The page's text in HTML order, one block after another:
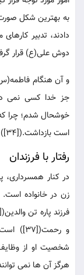
به بهترین شکل
دادند، تدبیر
دوش علی(ع) قرار
و آن هنگام
جز خدا کسی نمی
خوشحال شدم؛ چرا که
است بازداشت.([34])
رفتار با فرزندان
در کنار
زن در خانواده است.
و
شخصیت او از
هرگز آن ها نمی